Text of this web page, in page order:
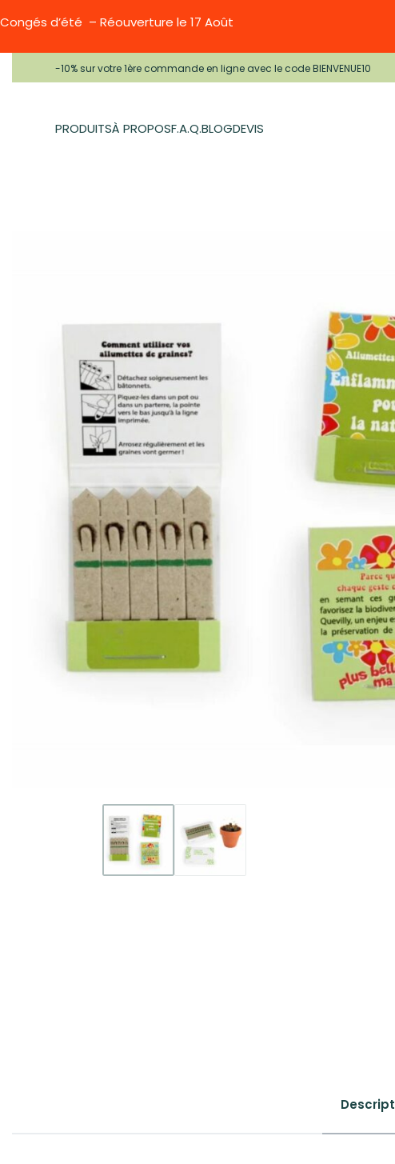
Congés d’été – Réouverture le 17 Août
-10% sur votre 1ère commande en ligne avec le code BIENVENUE10
PRODUITSÀ PROPOSF.A.Q.BLOGDEVIS